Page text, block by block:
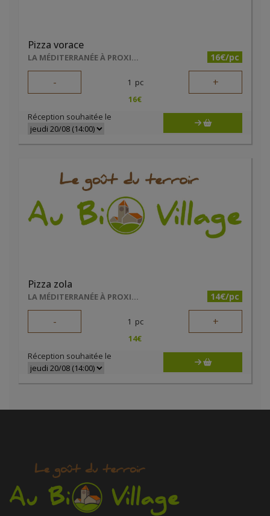
Pizza vorace
LA MÉDITERRANÉE À PROXIMITÉ 16€/pc
- 1 pc +
16€
Réception souhaitée le
Pizza zola
LA MÉDITERRANÉE À PROXIMITÉ 14€/pc
- 1 pc +
14€
Réception souhaitée le